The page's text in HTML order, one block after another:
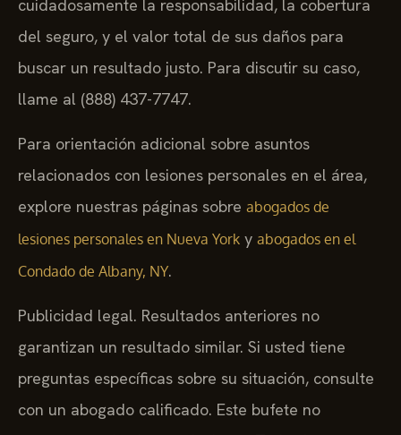
cuidadosamente la responsabilidad, la cobertura
del seguro, y el valor total de sus daños para
buscar un resultado justo. Para discutir su caso,
llame al (888) 437-7747.
Para orientación adicional sobre asuntos
relacionados con lesiones personales en el área,
explore nuestras páginas sobre abogados de
lesiones personales en Nueva York y abogados en el
Condado de Albany, NY.
Publicidad legal. Resultados anteriores no
garantizan un resultado similar. Si usted tiene
preguntas específicas sobre su situación, consulte
con un abogado calificado. Este bufete no